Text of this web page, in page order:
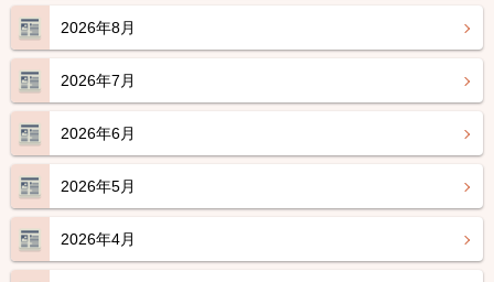
2026年8月
2026年7月
2026年6月
2026年5月
2026年4月